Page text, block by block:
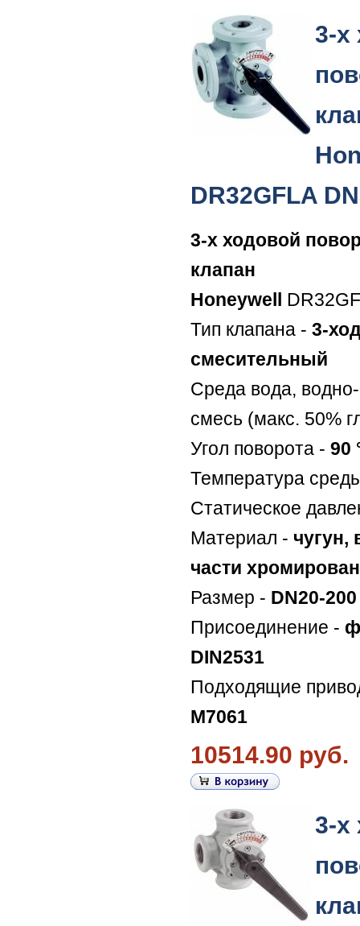
3-х
DR32GFLA
3-х ходовой
клапан
Honeywell
Тип клапана - 3-
смесительный
Среда вода,
смесь (макс. 50%
Угол поворота - 90
Температура
Статическое
Материал - чугун,
части
Размер - DN20-200
Присоединение -
DIN2531
Подходящие
M7061
10514.90 руб.
3-х